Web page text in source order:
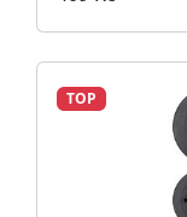
TOP